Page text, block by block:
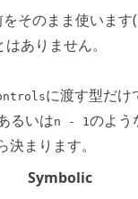
そのまま使います(
ありません。
に渡す型だけ
るいはn - 1のよう
まります。
Symbolic